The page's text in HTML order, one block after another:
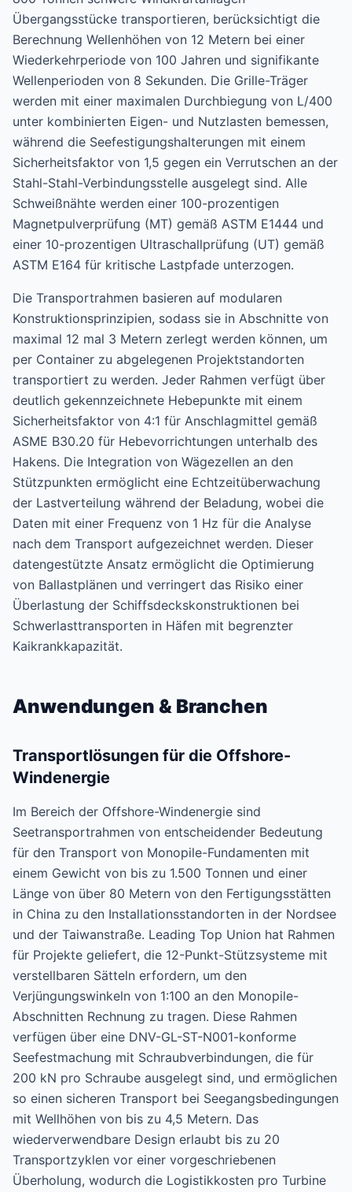
Übergangsstücke transportieren, berücksichtigt die
Berechnung Wellenhöhen von 12 Metern bei einer
Wiederkehrperiode von 100 Jahren und signifikante
Wellenperioden von 8 Sekunden. Die Grille-Träger
werden mit einer maximalen Durchbiegung von L/400
unter kombinierten Eigen- und Nutzlasten bemessen,
während die Seefestigungshalterungen mit einem
Sicherheitsfaktor von 1,5 gegen ein Verrutschen an der
Stahl-Stahl-Verbindungsstelle ausgelegt sind. Alle
Schweißnähte werden einer 100-prozentigen
Magnetpulverprüfung (MT) gemäß ASTM E1444 und
einer 10-prozentigen Ultraschallprüfung (UT) gemäß
ASTM E164 für kritische Lastpfade unterzogen.
Die Transportrahmen basieren auf modularen
Konstruktionsprinzipien, sodass sie in Abschnitte von
maximal 12 mal 3 Metern zerlegt werden können, um
per Container zu abgelegenen Projektstandorten
transportiert zu werden. Jeder Rahmen verfügt über
deutlich gekennzeichnete Hebepunkte mit einem
Sicherheitsfaktor von 4:1 für Anschlagmittel gemäß
ASME B30.20 für Hebevorrichtungen unterhalb des
Hakens. Die Integration von Wägezellen an den
Stützpunkten ermöglicht eine Echtzeitüberwachung
der Lastverteilung während der Beladung, wobei die
Daten mit einer Frequenz von 1 Hz für die Analyse
nach dem Transport aufgezeichnet werden. Dieser
datengestützte Ansatz ermöglicht die Optimierung
von Ballastplänen und verringert das Risiko einer
Überlastung der Schiffsdeckskonstruktionen bei
Schwerlasttransporten in Häfen mit begrenzter
Kaikrankkapazität.
Anwendungen & Branchen
Transportlösungen für die Offshore-
Windenergie
Im Bereich der Offshore-Windenergie sind
Seetransportrahmen von entscheidender Bedeutung
für den Transport von Monopile-Fundamenten mit
einem Gewicht von bis zu 1.500 Tonnen und einer
Länge von über 80 Metern von den Fertigungsstätten
in China zu den Installationsstandorten in der Nordsee
und der Taiwanstraße. Leading Top Union hat Rahmen
für Projekte geliefert, die 12-Punkt-Stützsysteme mit
verstellbaren Sätteln erfordern, um den
Verjüngungswinkeln von 1:100 an den Monopile-
Abschnitten Rechnung zu tragen. Diese Rahmen
verfügen über eine DNV-GL-ST-N001-konforme
Seefestmachung mit Schraubverbindungen, die für
200 kN pro Schraube ausgelegt sind, und ermöglichen
so einen sicheren Transport bei Seegangsbedingungen
mit Wellhöhen von bis zu 4,5 Metern. Das
wiederverwendbare Design erlaubt bis zu 20
Transportzyklen vor einer vorgeschriebenen
Überholung, wodurch die Logistikkosten pro Turbine